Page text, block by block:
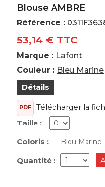
Blouse AMBRE
Référence :
53,14 € TTC
Marque : Lafont
Couleur : Bleu Marine
Détails
PDF
Télécharger la
Taille :
Coloris :
Quantité :